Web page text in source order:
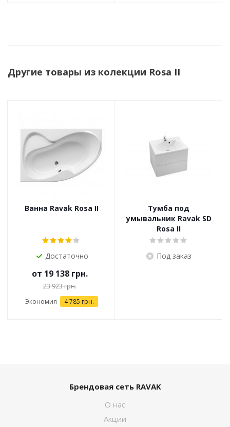
Другие товары из колекции Rosa II
Ванна Ravak Rosa II
Достаточно
от 19 138 грн.
23 923 грн.
Экономия 4 785 грн.
Тумба под
умывальник Ravak SD
Rosa II
Под заказ
Брендовая сеть RAVAK
О нас
Акции